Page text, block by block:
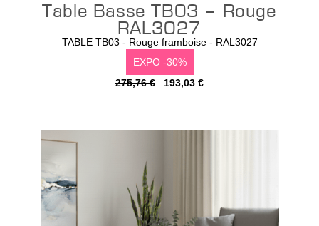
Table Basse TB03 – Rouge
RAL3027
TABLE TB03 - Rouge framboise - RAL3027
EXPO -30%
275,76 € 193,03 €